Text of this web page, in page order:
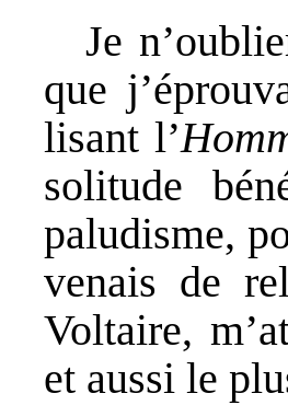
Je
que
lisant l’
solitude
paludisme,
venais de
Voltaire,
et aussi le